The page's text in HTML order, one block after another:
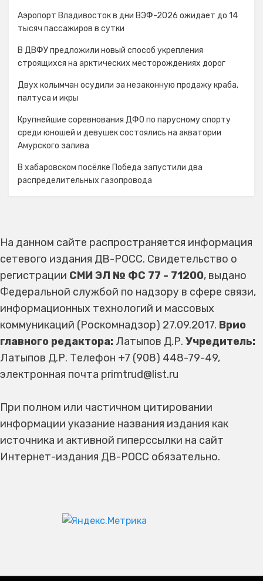
Аэропорт Владивосток в дни ВЭФ-2026 ожидает до 14
тысяч пассажиров в сутки
В ДВФУ предложили новый способ укрепления
строящихся на арктических месторождениях дорог
Двух колымчан осудили за незаконную продажу краба,
палтуса и икры
Крупнейшие соревнования ДФО по парусному спорту
среди юношей и девушек состоялись на акватории
Амурского залива
В хабаровском посёлке Победа запустили два
распределительных газопровода
На данном сайте распространяется информация
сетевого издания ДВ-РОСС. Свидетельство о
регистрации СМИ ЭЛ № ФС 77 - 71200, выдано
Федеральной службой по надзору в сфере связи,
информационных технологий и массовых
коммуникаций (Роскомнадзор) 27.09.2017. Врио
главного редактора: Латыпов Д.Р. Учредитель:
Латыпов Д.Р. Телефон +7 (908) 448-79-49,
электронная почта primtrud@list.ru
При полном или частичном цитировании
информации указание названия издания как
источника и активной гиперссылки на сайт
Интернет-издания ДВ-РОСС обязательно.